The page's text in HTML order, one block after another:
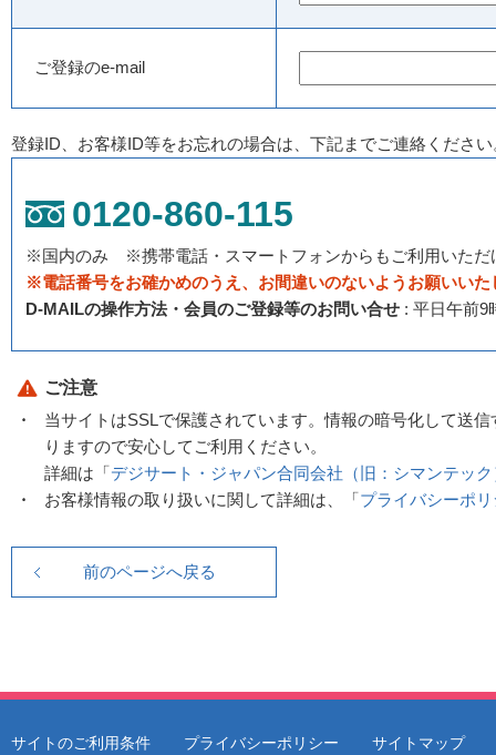
ご登録のe-mail
登録ID、お客様ID等をお忘れの場合は、下記までご連絡ください
0120-860-115
※国内のみ ※携帯電話・スマートフォンからもご利用いただ
※電話番号をお確かめのうえ、お間違いのないようお願いいた
D-MAILの操作方法・会員のご登録等のお問い合せ : 平日午前9
ご注意
当サイトはSSLで保護されています。情報の暗号化して送
りますので安心してご利用ください。
詳細は「デジサート・ジャパン合同会社（旧：シマンテック
お客様情報の取り扱いに関して詳細は、「プライバシーポ
サイトのご利用条件 プライバシーポリシー サイトマップ